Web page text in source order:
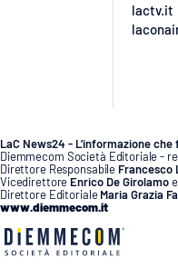
Cosenzachannel.it
Ilvibonese.it
Catanzarochannel.it
lactv.it
LaC News24 - L’informazione che
Diemmecom Società Editoriale -
Direttore Responsabile Francesco
Vicedirettore Enrico De Girolamoe
Direttore Editoriale Maria Grazia
www.diemmecom.it